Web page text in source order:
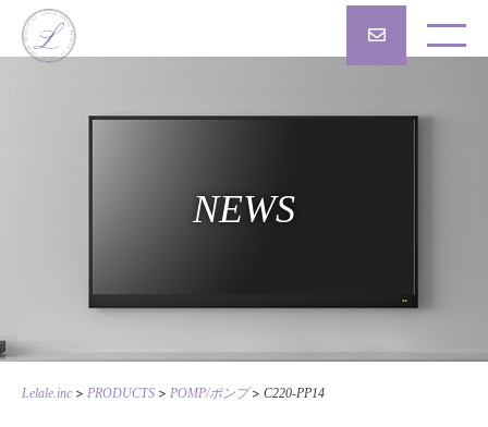
NEWS
Lelale.inc > PRODUCTS > POMP/ポンプ> C220-PP14